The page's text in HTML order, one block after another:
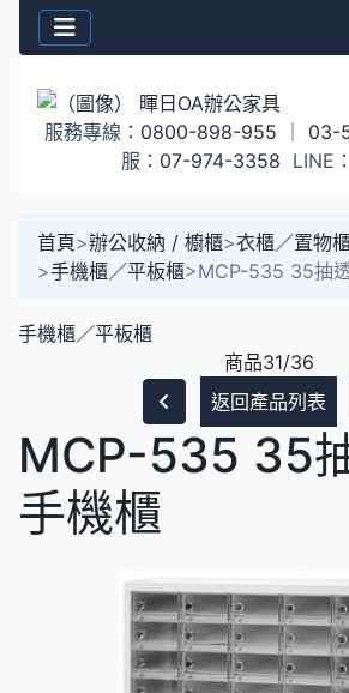
服務專線： 0800-898-955 03-
服： 07-974-3358 LINE：
首頁>辦公收納 / 櫥櫃>衣櫃／置物
>手機櫃／平板櫃>MCP-535 35抽
手機櫃／平板櫃
商品31/36
返回產品列表
MCP-535 35
手機櫃